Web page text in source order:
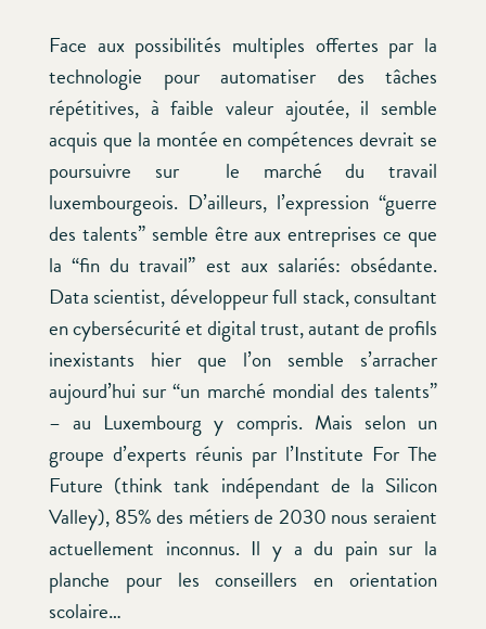
Face aux possibilités multiples offertes par la
technologie pour automatiser des tâches
répétitives, à faible valeur ajoutée, il semble
acquis que la montée en compétences devrait se
poursuivre sur le marché du travail
luxembourgeois. D’ailleurs, l’expression “guerre
des talents” semble être aux entreprises ce que
la “fin du travail” est aux salariés: obsédante.
Data scientist, développeur full stack, consultant
en cybersécurité et digital trust, autant de profils
inexistants hier que l’on semble s’arracher
aujourd’hui sur “un marché mondial des talents”
– au Luxembourg y compris. Mais selon un
groupe d’experts réunis par l’Institute For The
Future (think tank indépendant de la Silicon
Valley), 85% des métiers de 2030 nous seraient
actuellement inconnus. Il y a du pain sur la
planche pour les conseillers en orientation
scolaire…